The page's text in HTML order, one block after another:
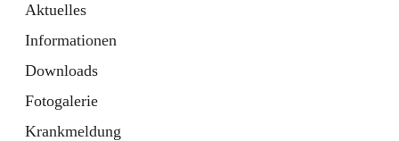
Aktuelles
Informationen
Downloads
Fotogalerie
Krankmeldung
Artikel
in
Tab